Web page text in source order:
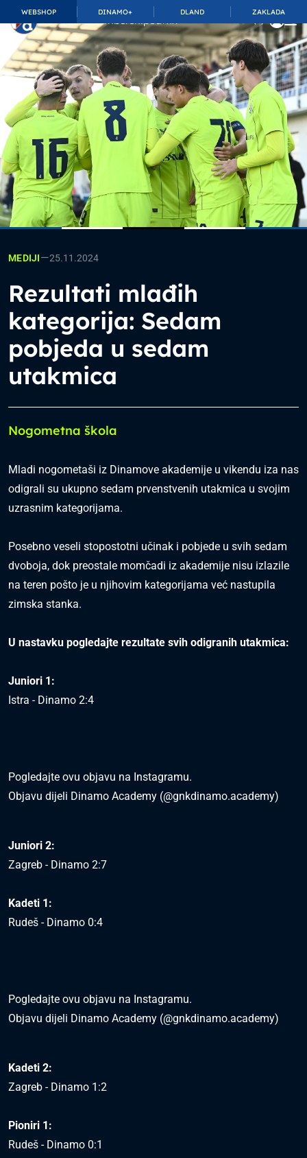
WEBSHOP DINAMO+ DLAND ZAKLADA
TOP_BAR.MembershipSuffix
MEDIJI—25.11.2024
Rezultati mlađih
kategorija: Sedam
pobjeda u sedam
utakmica
Nogometna škola
Mladi nogometaši iz Dinamove akademije u vikendu iza nas
odigrali su ukupno sedam prvenstvenih utakmica u svojim
uzrasnim kategorijama.
Posebno veseli stopostotni učinak i pobjede u svih sedam
dvoboja, dok preostale momčadi iz akademije nisu izlazile
na teren pošto je u njihovim kategorijama već nastupila
zimska stanka.
U nastavku pogledajte rezultate svih odigranih utakmica:
Juniori 1:
Istra - Dinamo 2:4
Pogledajte ovu objavu na Instagramu.
Objavu dijeli Dinamo Academy (@gnkdinamo.academy)
Juniori 2:
Zagreb - Dinamo 2:7
Kadeti 1:
Rudeš - Dinamo 0:4
Pogledajte ovu objavu na Instagramu.
Objavu dijeli Dinamo Academy (@gnkdinamo.academy)
Kadeti 2:
Zagreb - Dinamo 1:2
Pioniri 1:
Rudeš - Dinamo 0:1